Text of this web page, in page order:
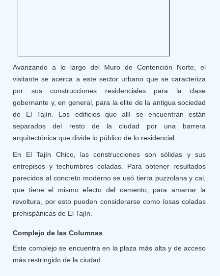
Avanzando a lo largo del Muro de Contención Norte, el
visitante se acerca a este sector urbano que se caracteriza
por sus construcciones residenciales para la clase
gobernante y, en general, para la elite de la antigua sociedad
de El Tajín. Los edificios que allí se encuentran están
separados del resto de la ciudad por una barrera
arquitectónica que divide lo público de lo residencial.
En El Tajín Chico, las construcciones son sólidas y sus
entrepisos y techumbres coladas. Para obtener resultados
parecidos al concreto moderno se usó tierra puzzolana y cal,
que tiene el mismo efecto del cemento, para amarrar la
revoltura, por esto pueden considerarse como losas coladas
prehispánicas de El Tajín.
Complejo de las Columnas
Este complejo se encuentra en la plaza más alta y de acceso
más restringido de la ciudad.